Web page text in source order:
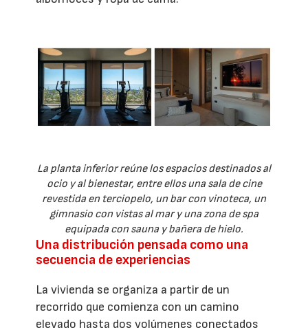
La planta inferior reúne los espacios destinados al
ocio y al bienestar, entre ellos una sala de cine
revestida en terciopelo, un bar con vinoteca, un
gimnasio con vistas al mar y una zona de spa
equipada con sauna y bañera de hielo.
Una distribución pensada como una
secuencia de experiencias
La vivienda se organiza a partir de un
recorrido que comienza con un camino
elevado hasta dos volúmenes conectados